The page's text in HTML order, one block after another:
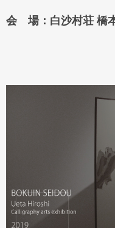
会 場：白沙村荘 橋